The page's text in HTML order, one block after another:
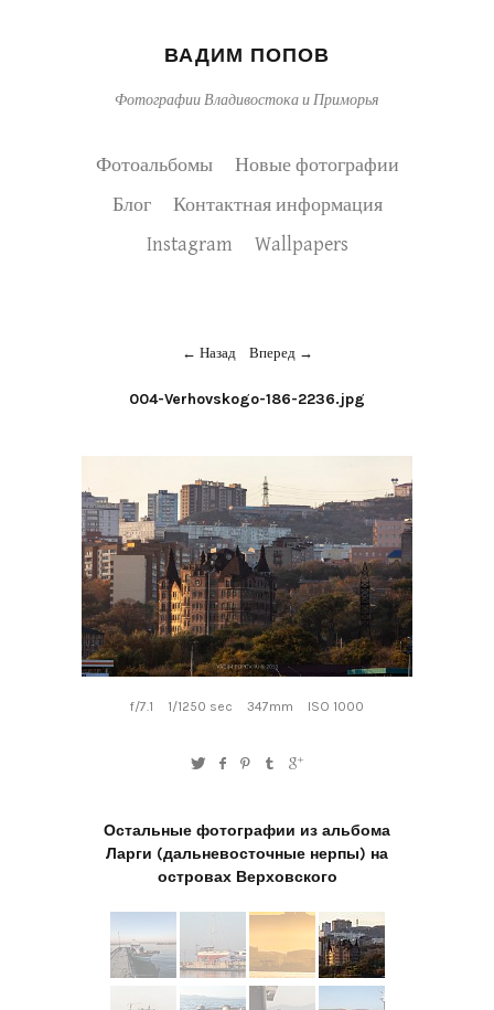
ВАДИМ ПОПОВ
Фотографии Владивостока и Приморья
Фотоальбомы
Новые фотографии
Блог
Контактная информация
Instagram
Wallpapers
Назад Вперед
004-Verhovskogo-186-2236.jpg
f/7.1 1/1250 sec 347mm ISO 1000
Остальные фотографии из альбома
Ларги (дальневосточные нерпы) на
островах Верховского